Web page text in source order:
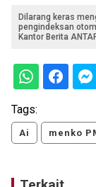
Dilarang keras
pengindeksan
Kantor Berita
Tags:
Ai menko